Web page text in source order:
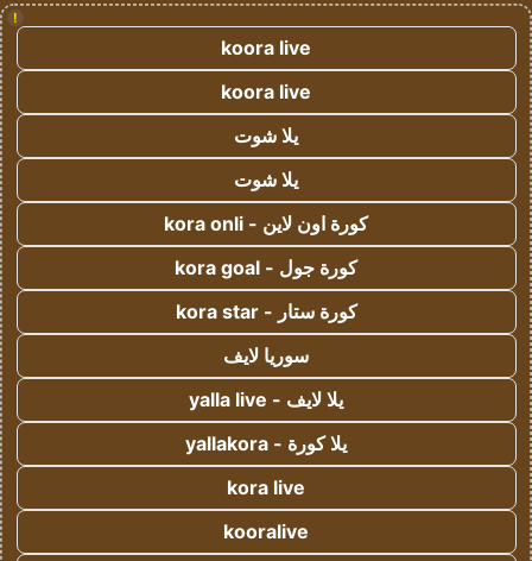
!
koora live
koora live
يلا شوت
يلا شوت
كورة اون لاين - kora onli
كورة جول - kora goal
كورة ستار - kora star
سوريا لايف
يلا لايف - yalla live
يلا كورة - yallakora
kora live
kooralive